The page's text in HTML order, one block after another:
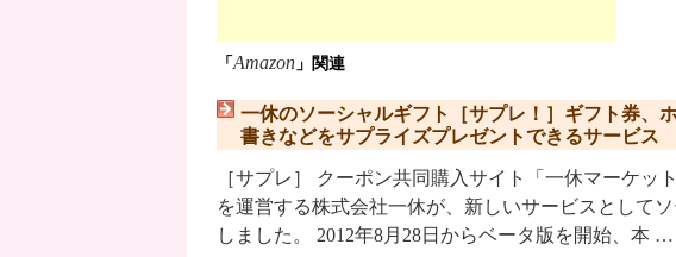
「Amazon 」関連
一休のソーシャルギフト［サプレ！］ギフト券、
書きなどをサプライズプレゼントできるサービス
［サプレ］ クーポン共同購入サイト「一休マーケッ
を運営する株式会社一休が、新しいサービスとして
しました。 2012年8月28日からベータ版を開始、本 …